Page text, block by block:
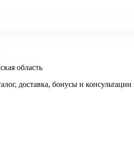
область
доставка, бонусы и